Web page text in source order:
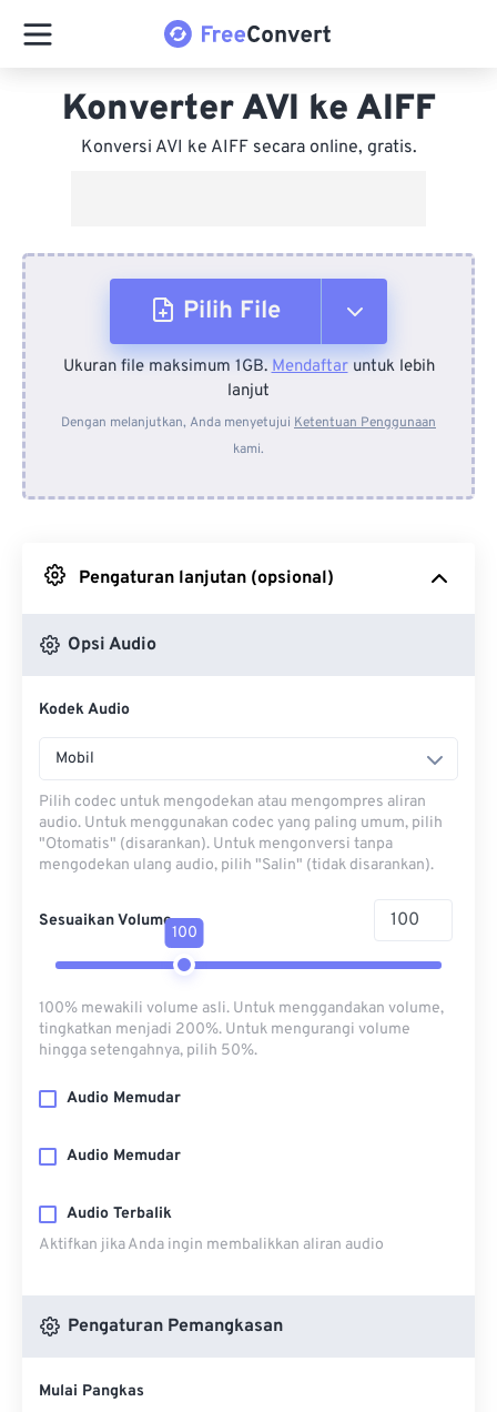
Konverter AVI ke AIFF
Konversi AVI ke AIFF secara online, gratis.
Pilih File
Dari Perangkat
Dari Dropbox
Ukuran file maksimum 1GB.Mendaftaruntuk lebih
lanjut
Dengan melanjutkan, Anda menyetujui Ketentuan Penggunaan
kami.
Pengaturan lanjutan (opsional)
Opsi Audio
Kodek Audio
Mobil
Pilih codec untuk mengodekan atau mengompres aliran
audio. Untuk menggunakan codec yang paling umum, pilih
"Otomatis" (disarankan). Untuk mengonversi tanpa
mengodekan ulang audio, pilih "Salin" (tidak disarankan).
Sesuaikan Volume
100
100% mewakili volume asli. Untuk menggandakan volume,
tingkatkan menjadi 200%. Untuk mengurangi volume
hingga setengahnya, pilih 50%.
Audio Memudar
Audio Memudar
Audio Terbalik
Aktifkan jika Anda ingin membalikkan aliran audio
Pengaturan Pemangkasan
Mulai Pangkas